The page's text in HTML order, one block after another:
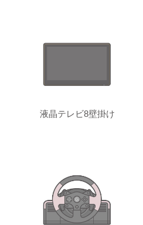
液晶テレビ8壁掛け